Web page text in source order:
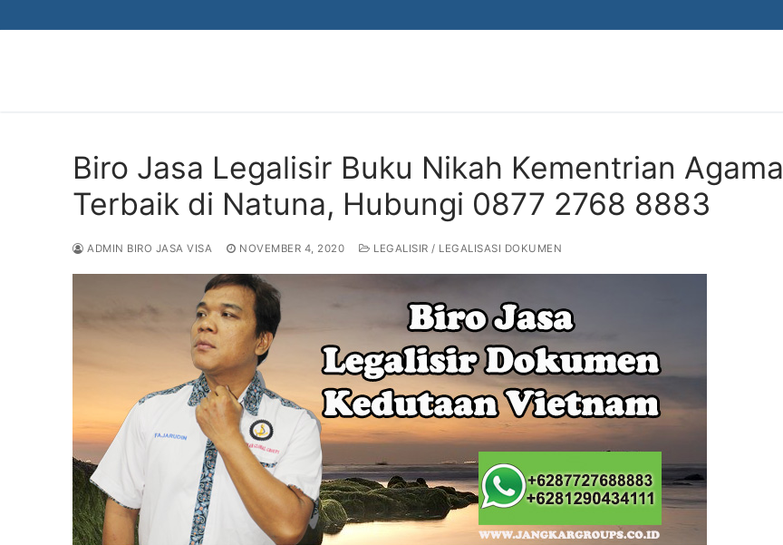
to
Biro Jasa Legalisir Buku Nikah Kementrian Agama
Terbaik di Natuna, Hubungi 0877 2768 8883
ADMIN BIRO JASA VISA NOVEMBER 4, 2020 LEGALISIR / LEGALISASI DOKUMEN